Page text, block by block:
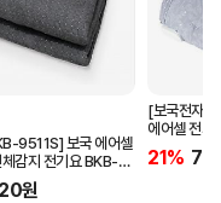
9511S] 보국 에어셀
감지 전기요 BKB-
원
[보국전자/
에어셀 전기
1621D (더
21%